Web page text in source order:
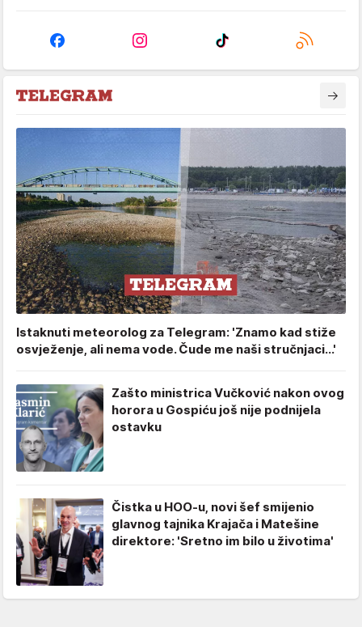
Istaknuti meteorolog za Telegram: 'Znamo kad stiže
osvježenje, ali nema vode. Čude me naši stručnjaci...'
Zašto ministrica Vučković nakon ovog
horora u Gospiću još nije podnijela
ostavku
Čistka u HOO-u, novi šef smijenio
glavnog tajnika Krajača i Matešine
direktore: 'Sretno im bilo u životima'